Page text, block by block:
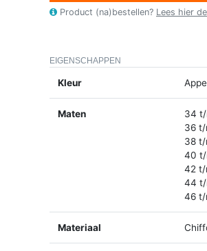
Product (na)bestellen? Lees hier
EIGENSCHAPPEN
Kleur
Maten
34
36
38
40 t/
42 t/
44
46 t/
Materiaal